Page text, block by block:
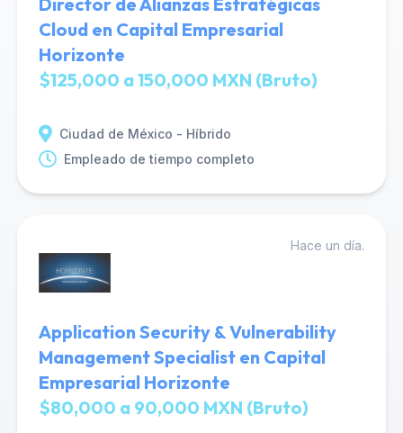
Cloud en Capital Empresarial
Horizonte
$125,000 a 150,000 MXN (Bruto)
Ciudad de México - Híbrido
Empleado de tiempo completo
Hace un día.
Application Security & Vulnerability
Management Specialist en Capital
Empresarial Horizonte
$80,000 a 90,000 MXN (Bruto)